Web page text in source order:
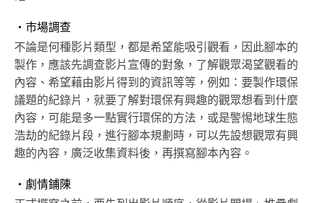
・市場調查
不論是何種影片類型，都是希望能吸引觀看，因此腳本的
製作，應該先調查影片宣傳的對象，了解觀眾渴望觀看的
內容、希望藉由影片得到的資訊等等，例如：要製作環保
議題的紀錄片，就要了解對環保有興趣的觀眾想看到什麼
內容，可能是多一點實行環保的方法，或是警惕地球生態
浩劫的紀錄片段，進行腳本規劃時，可以先設想觀眾有興
趣的內容，廣泛收集資料後，再撰寫腳本內容。
・劇情鋪陳